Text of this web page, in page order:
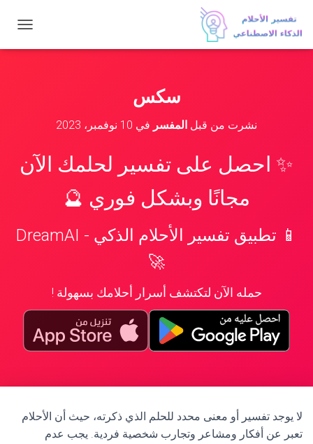
ب
ل
سكس
نشرت من قبل المفسر في 10 نوفمبر، 2023
✨ احصل على تفسير لحلمك الآن
مجانًا وبشكل فوري 🔮
📱 تطبيق تفسير الأحلام الذكي - DreamAI
🚀
حمله الآن لتكتشف أسرار أحلامك بسهولة !
لا يوجد تفسير أو معنى محدد للحلم الذي ذكرته، حيث أن الأحلام
تعبر عن أفكار ومشاعر وتجارب شخصية فردية. يجب عدم